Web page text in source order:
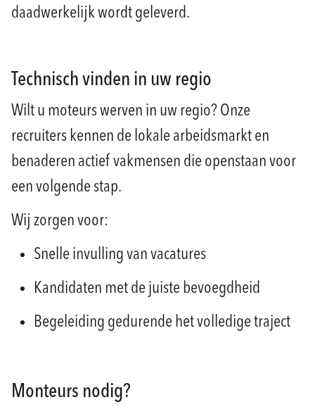
daadwerkelijk wordt geleverd.
Technisch vinden in uw regio
Wilt u moteurs werven in uw regio? Onze
recruiters kennen de lokale arbeidsmarkt en
benaderen actief vakmensen die openstaan voor
een volgende stap.
Wij zorgen voor:
Snelle invulling van vacatures
Kandidaten met de juiste bevoegdheid
Begeleiding gedurende het volledige traject
Monteurs nodig?